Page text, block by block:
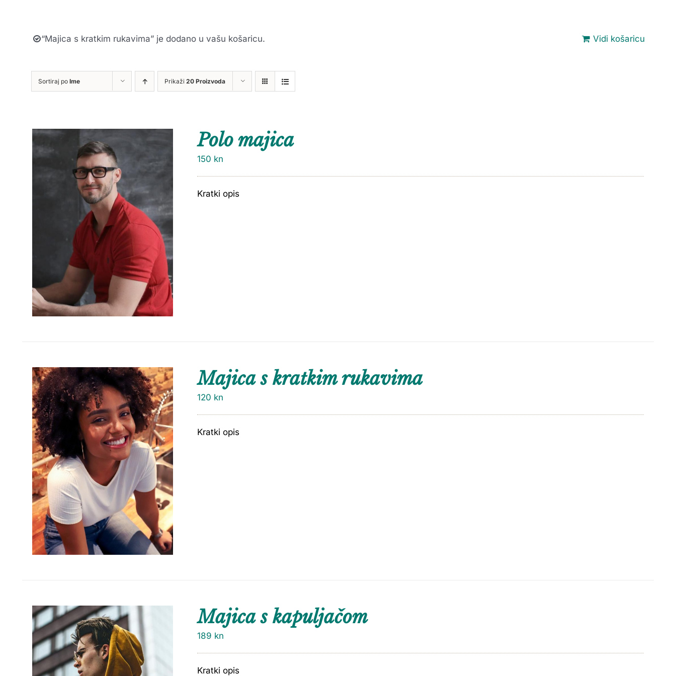
Vidi košaricu
“Majica s kratkim rukavima” je dodano u vašu košaricu.
Sortiraj po Ime Prikaži 20 Proizvoda
Polo majica
150 kn
Kratki opis
Majica s kratkim rukavima
120 kn
Kratki opis
Majica s kapuljačom
189 kn
Kratki opis